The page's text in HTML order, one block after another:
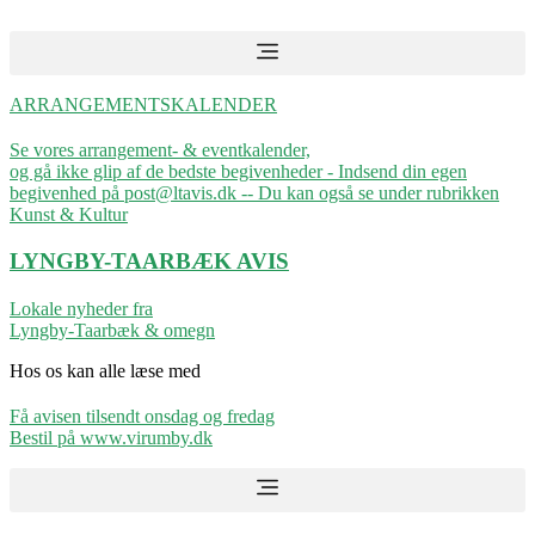
ARRANGEMENTSKALENDER
Se vores arrangement- & eventkalender,
og gå ikke glip af de bedste begivenheder - Indsend din egen
begivenhed på post@ltavis.dk -- Du kan også se under rubrikken
Kunst & Kultur
LYNGBY-TAARBÆK AVIS
Lokale nyheder fra
Lyngby-Taarbæk & omegn
Hos os kan alle læse med
Få avisen tilsendt onsdag og fredag
Bestil på www.virumby.dk